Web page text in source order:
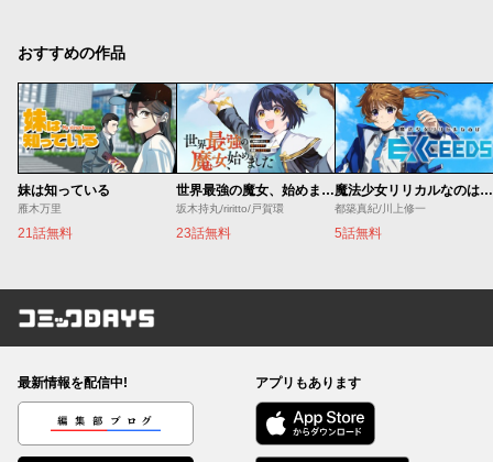
おすすめの作品
妹は知っている
雁木万里
21話無料
世界最強の魔女、始めました ～私だけ『攻略サイト』を見れる世界で自由に生きます～
坂木持丸/riritto/戸賀環
23話無料
魔法少女リリカルなのは EXCEEDS
都築真紀/川上修一
5話無料
コミックDAYS
最新情報を配信中!
編集部ブログ
アプリもあります